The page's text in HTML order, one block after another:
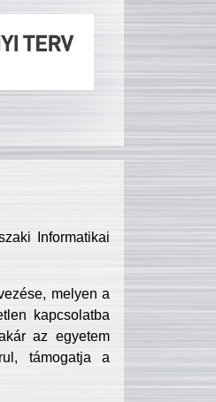
Informatikai
melyen a
kapcsolatba
az egyetem
támogatja a